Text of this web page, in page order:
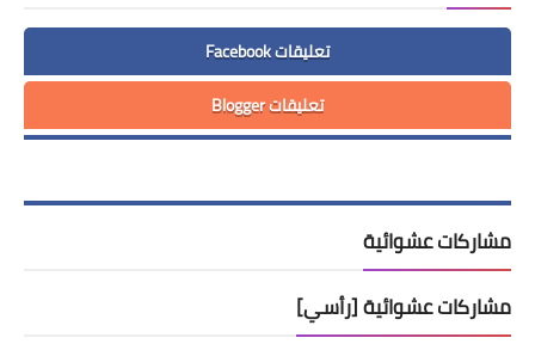
تعليقات Facebook
تعليقات Blogger
مشاركات عشوائية
مشاركات عشوائية [رأسي]